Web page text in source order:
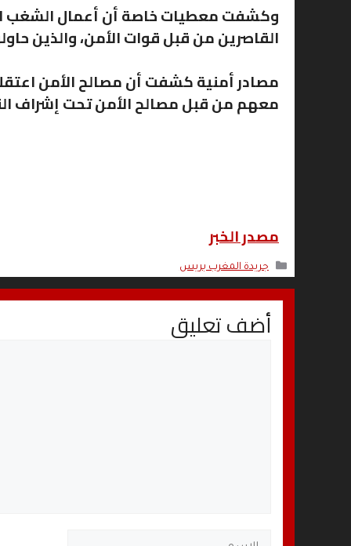
وكشفت معطيات خاصة أن أعمال الشغب
القاصرين من قبل قوات الأمن، والذين
معهم من قبل مصالح الأمن تحت إشراف
مصدر الخبر
التصنيفات
جريدة المغرب بريس
أضف تعليق
الاسم